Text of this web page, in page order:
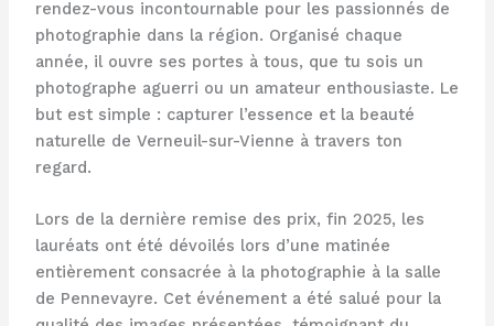
rendez-vous incontournable pour les passionnés de
photographie dans la région. Organisé chaque
année, il ouvre ses portes à tous, que tu sois un
photographe aguerri ou un amateur enthousiaste. Le
but est simple : capturer l’essence et la beauté
naturelle de Verneuil-sur-Vienne à travers ton
regard.
Lors de la dernière remise des prix, fin 2025, les
lauréats ont été dévoilés lors d’une matinée
entièrement consacrée à la photographie à la salle
de Pennevayre. Cet événement a été salué pour la